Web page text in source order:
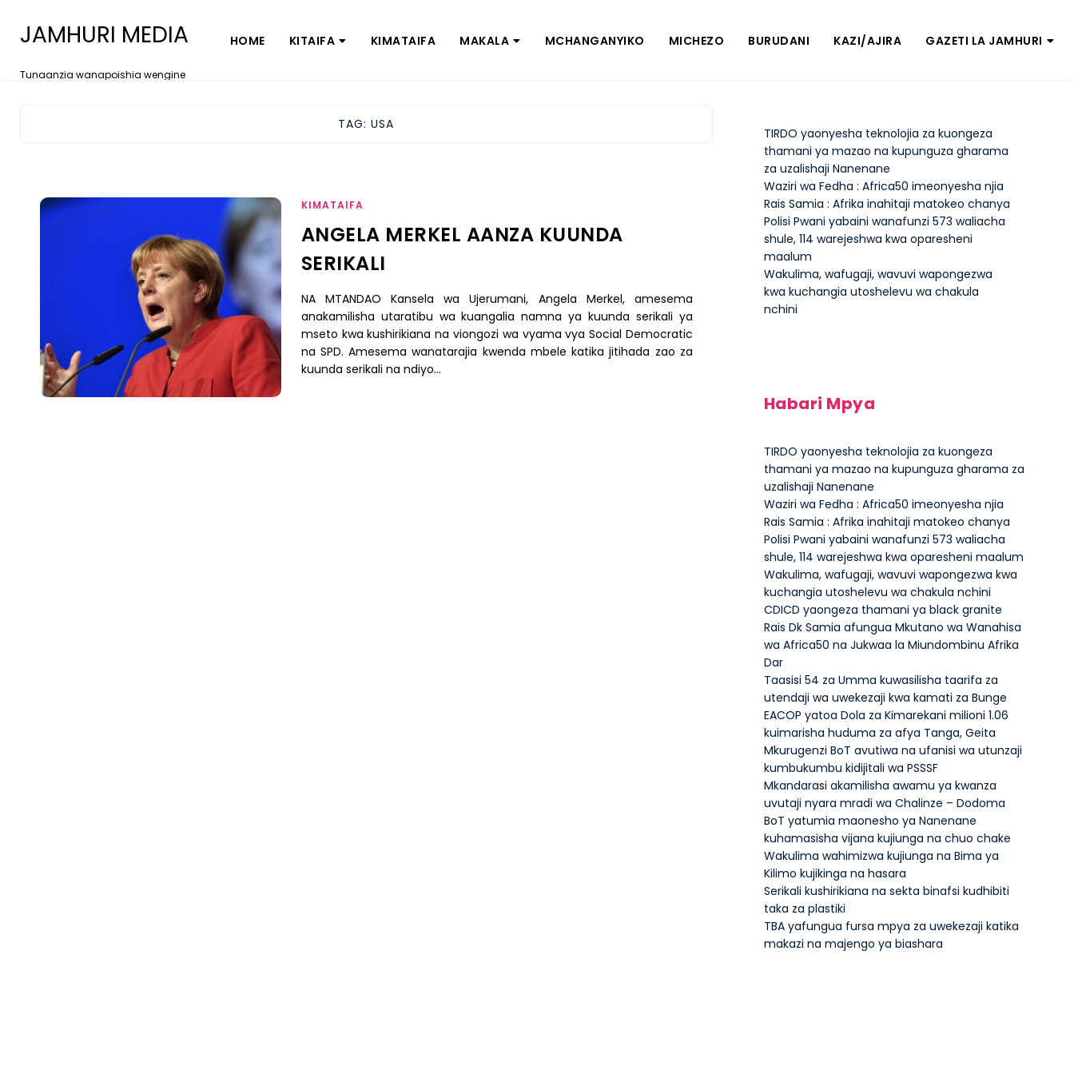
JAMHURI MEDIA
Tunaanzia wanapoishia wengine
HOME KITAIFA KIMATAIFA MAKALA MCHANGANYIKO MICHEZO BURUDANI KAZI/AJIRA GAZETI LA JAMHURI
TAG:USA
KIMATAIFA
ANGELA MERKEL AANZA KUUNDA
SERIKALI
NA MTANDAO Kansela wa Ujerumani, Angela Merkel, amesema
anakamilisha utaratibu wa kuangalia namna ya kuunda serikali ya
mseto kwa kushirikiana na viongozi wa vyama vya Social Democratic
na SPD. Amesema wanatarajia kwenda mbele katika jitihada zao za
kuunda serikali na ndiyo…
TIRDO yaonyesha teknolojia za kuongeza
thamani ya mazao na kupunguza gharama
za uzalishaji Nanenane
Waziri wa Fedha : Africa50 imeonyesha njia
Rais Samia : Afrika inahitaji matokeo chanya
Polisi Pwani yabaini wanafunzi 573 waliacha
shule, 114 warejeshwa kwa oparesheni
maalum
Wakulima, wafugaji, wavuvi wapongezwa
kwa kuchangia utoshelevu wa chakula
nchini
Habari Mpya
TIRDO yaonyesha teknolojia za kuongeza
thamani ya mazao na kupunguza gharama za
uzalishaji Nanenane
Waziri wa Fedha : Africa50 imeonyesha njia
Rais Samia : Afrika inahitaji matokeo chanya
Polisi Pwani yabaini wanafunzi 573 waliacha
shule, 114 warejeshwa kwa oparesheni maalum
Wakulima, wafugaji, wavuvi wapongezwa kwa
kuchangia utoshelevu wa chakula nchini
CDICD yaongeza thamani ya black granite
Rais Dk Samia afungua Mkutano wa Wanahisa
wa Africa50 na Jukwaa la Miundombinu Afrika
Dar
Taasisi 54 za Umma kuwasilisha taarifa za
utendaji wa uwekezaji kwa kamati za Bunge
EACOP yatoa Dola za Kimarekani milioni 1.06
kuimarisha huduma za afya Tanga, Geita
Mkurugenzi BoT avutiwa na ufanisi wa utunzaji
kumbukumbu kidijitali wa PSSSF
Mkandarasi akamilisha awamu ya kwanza
uvutaji nyara mradi wa Chalinze – Dodoma
BoT yatumia maonesho ya Nanenane
kuhamasisha vijana kujiunga na chuo chake
Wakulima wahimizwa kujiunga na Bima ya
Kilimo kujikinga na hasara
Serikali kushirikiana na sekta binafsi kudhibiti
taka za plastiki
TBA yafungua fursa mpya za uwekezaji katika
makazi na majengo ya biashara